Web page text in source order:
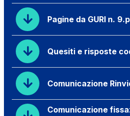
Pagine da GURI n.
Quesiti e risposte
Comunicazione
Comunicazione